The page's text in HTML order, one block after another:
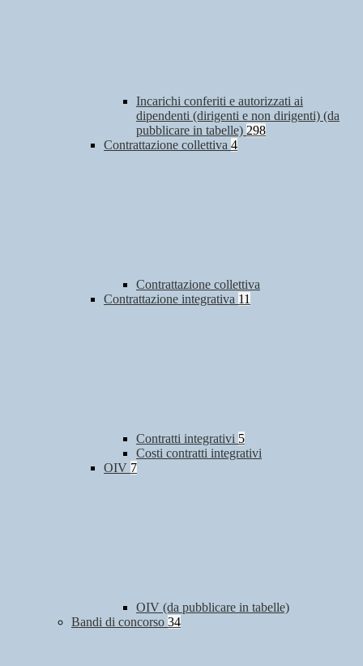
Incarichi conferiti e autorizzati ai
dipendenti (dirigenti e non dirigenti) (da
pubblicare in tabelle) 298
Contrattazione collettiva 4
Contrattazione collettiva
Contrattazione integrativa 11
Contratti integrativi 5
Costi contratti integrativi
OIV 7
OIV (da pubblicare in tabelle)
Bandi di concorso 34